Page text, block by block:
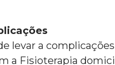
levar a
a Fisioterapia